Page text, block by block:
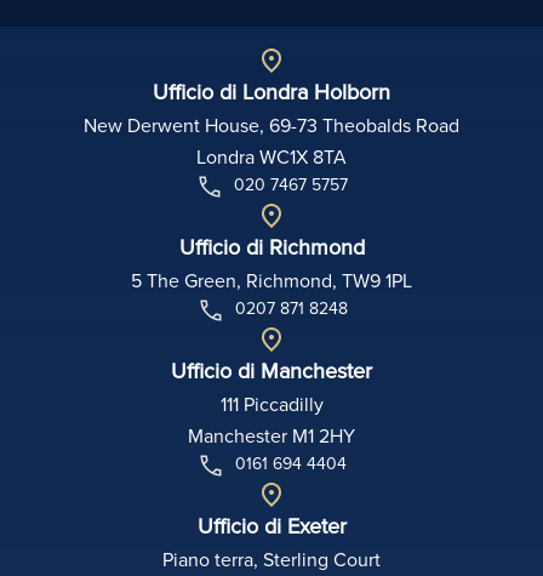
Ufficio di Londra Holborn
New Derwent House, 69-73 Theobalds Road
Londra WC1X 8TA
020 7467 5757
Ufficio di Richmond
5 The Green, Richmond, TW9 1PL
0207 871 8248
Ufficio di Manchester
111 Piccadilly
Manchester M1 2HY
0161 694 4404
Ufficio di Exeter
Piano terra, Sterling Court